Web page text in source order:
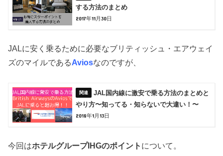
する方法のまとめ
2017年11月30日
JALに安く乗るために必要なブリティッシュ・エアウェイ
ズのマイルであるAviosなのですが、
JAL国内線に激安で乗る方法のまとめと
やり方〜知ってる・知らないで大違い！〜
2018年1月13日
今回はホテルグループIHGのポイント について。